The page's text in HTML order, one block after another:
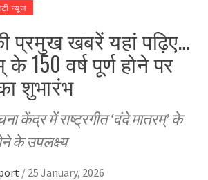
न्यूज
प्रमुख खबरें यहां पढ़िए…
150 वर्ष पूर्ण होने पर
शुभारंभ
केंद्र में राष्ट्रगीत ‘वंदे मातरम्’ के
के उपलक्ष्य
/ 25 January, 2026